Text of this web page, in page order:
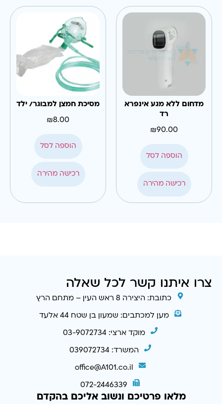
מדחום ללא מגע אינפרא
רד
₪90.00
הוספה לסל
רכישה מהירה
מסיכת חמצן למבוגר/ ילד
₪8.00
הוספה לסל
רכישה מהירה
צרו איתנו קשר לכל שאלה
כתובת: היצירה 8 ראש העין – מתחם הרץ
מען למכתבים: שמעון בן שטח 44 אלעד
מוקד ארצי: 03-9072734
המשרד: 039072734
office@A101.co.il
072-2446339
מלאו פרטיכם ונשוב אליכם בהקדם